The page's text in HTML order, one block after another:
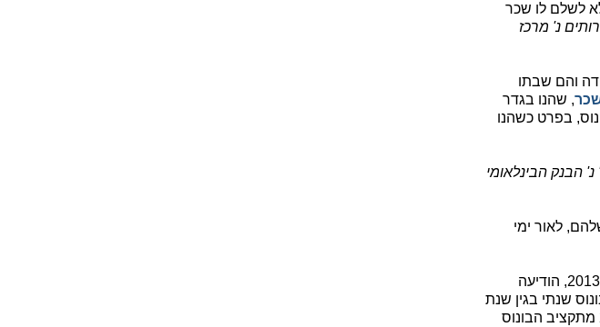
לשלם לו שכר
נ' מרכז
והם שבתו
, שהנו בגדר
בפרט כשהנו
ואח' נ' הבנק הבינלאומי
לאור ימי
לאחר שהעובדים שבתו ונקטו עיצומים במשך ימים רבים, לסירוגין לאורך שנת 2013, הודיעה
מתן תשלום בונוס שנתי בגין שנת
2013 בתקציב של 0.8 מהמשכורת, ועם זאת היא החליטה גם על קיזוז של 25% מתקציב הבונוס